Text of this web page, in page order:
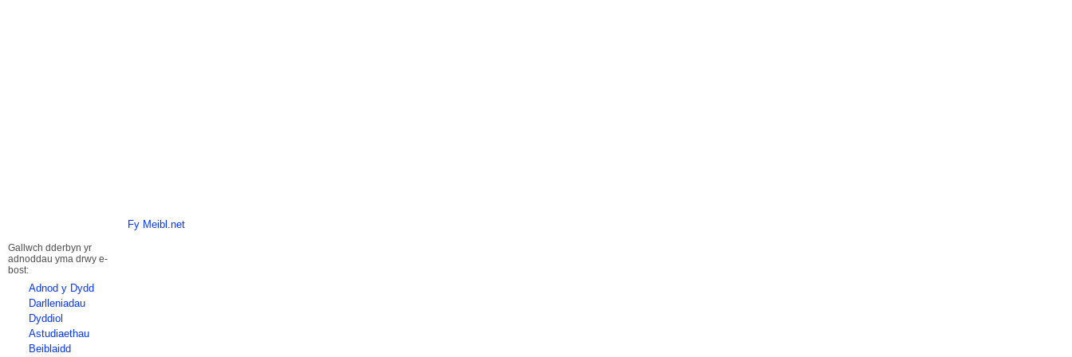
Gallwch dderbyn yr
adnoddau yma drwy e-
bost:
Adnod y Dydd
Darlleniadau
Dyddiol
Astudiaethau
Beiblaidd
Fy Meibl.net